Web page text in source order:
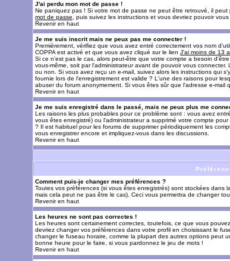
J'ai perdu mon mot de passe !
Ne paniquez pas ! Si votre mot de passe ne peut être retrouvé, il
mot de passe , puis suivez les instructions et vous devriez pouvoir
Revenir en haut
Je me suis inscrit mais ne peux pas me connecter !
Premièrement, vérifiez que vous avez entré correctement vos nom
COPPA est activé et que vous avez cliqué sur le lien J'ai moins de 13
Si ce n'est pas le cas, alors peut-être que votre compte a besoin
vous-même, soit par l'administrateur avant de pouvoir vous
ou non. Si vous avez reçu un e-mail, suivez alors les instructions qui
fournie lors de l'enregistrement est valide ? L'une des raisons pour
abuser du forum anonymement. Si vous êtes sûr que l'adresse e-
Revenir en haut
Je me suis enregistré dans le passé, mais ne peux plus me
Les raisons les plus probables pour ce problème sont : vous avez
vous êtes enregistré) ou l'administrateur a supprimé votre compte
? Il est habituel pour les forums de supprimer périodiquement les
vous enregistrer encore et impliquez-vous dans les discussions.
Revenir en haut
Comment puis-je changer mes préférences ?
Toutes vos préférences (si vous êtes enregistrés) sont stockées dans
mais cela peut ne pas être le cas). Ceci vous permettra de changer
Revenir en haut
Les heures ne sont pas correctes !
Les heures sont certainement correctes, toutefois, ce que vous
devriez changer vos préférences dans votre profil en choisissant le
changer le fuseau horaire, comme la plupart des autres options peut
bonne heure pour le faire, si vous pardonnez le jeu de mots !
Revenir en haut